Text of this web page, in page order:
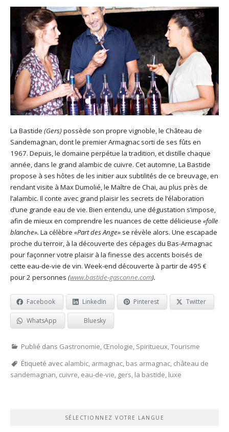
La Bastide (Gers)possède son propre vignoble, le Château de
Sandemagnan, dont le premier Armagnac sorti de ses fûts en
1967. Depuis, le domaine perpétue la tradition, et distille chaque
année, dans le grand alambic de cuivre. Cet automne, La Bastide
propose à ses hôtes de les initier aux subtilités de ce breuvage, en
rendant visite à Max Dumolié, le Maître de Chai, au plus près de
l’alambic. Il conte avec grand plaisir les secrets de l’élaboration
d’une grande eau de vie. Bien entendu, une dégustation s’impose,
afin de mieux en comprendre les nuances de cette délicieuse «folle
blanche». La célèbre «Part des Ange» se révèle alors. Une escapade
proche du terroir, à la découverte des cépages du Bas-Armagnac
pour façonner votre plaisir à la finesse des accents boisés de
cette eau-de-vie de vin. Week-end découverte à partir de 495 €
pour 2 personnes (www.bastide-gasconne.com).
Facebook LinkedIn Pinterest Twitter
WhatsApp Bluesky
Publié dans Gastronomie, Œnologie, Spiritueux,Tourisme
Étiqueté avec alambic, armagnac, bas armagnac, château de
sandemagnan, cuivre, eau-de-vie, gers, la bastide, luxe
SÉLECTIONNEZ VOTRE LANGUE